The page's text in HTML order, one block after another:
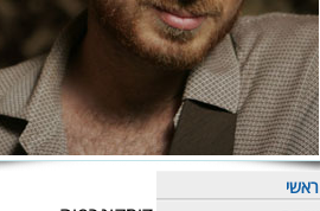
ראשי